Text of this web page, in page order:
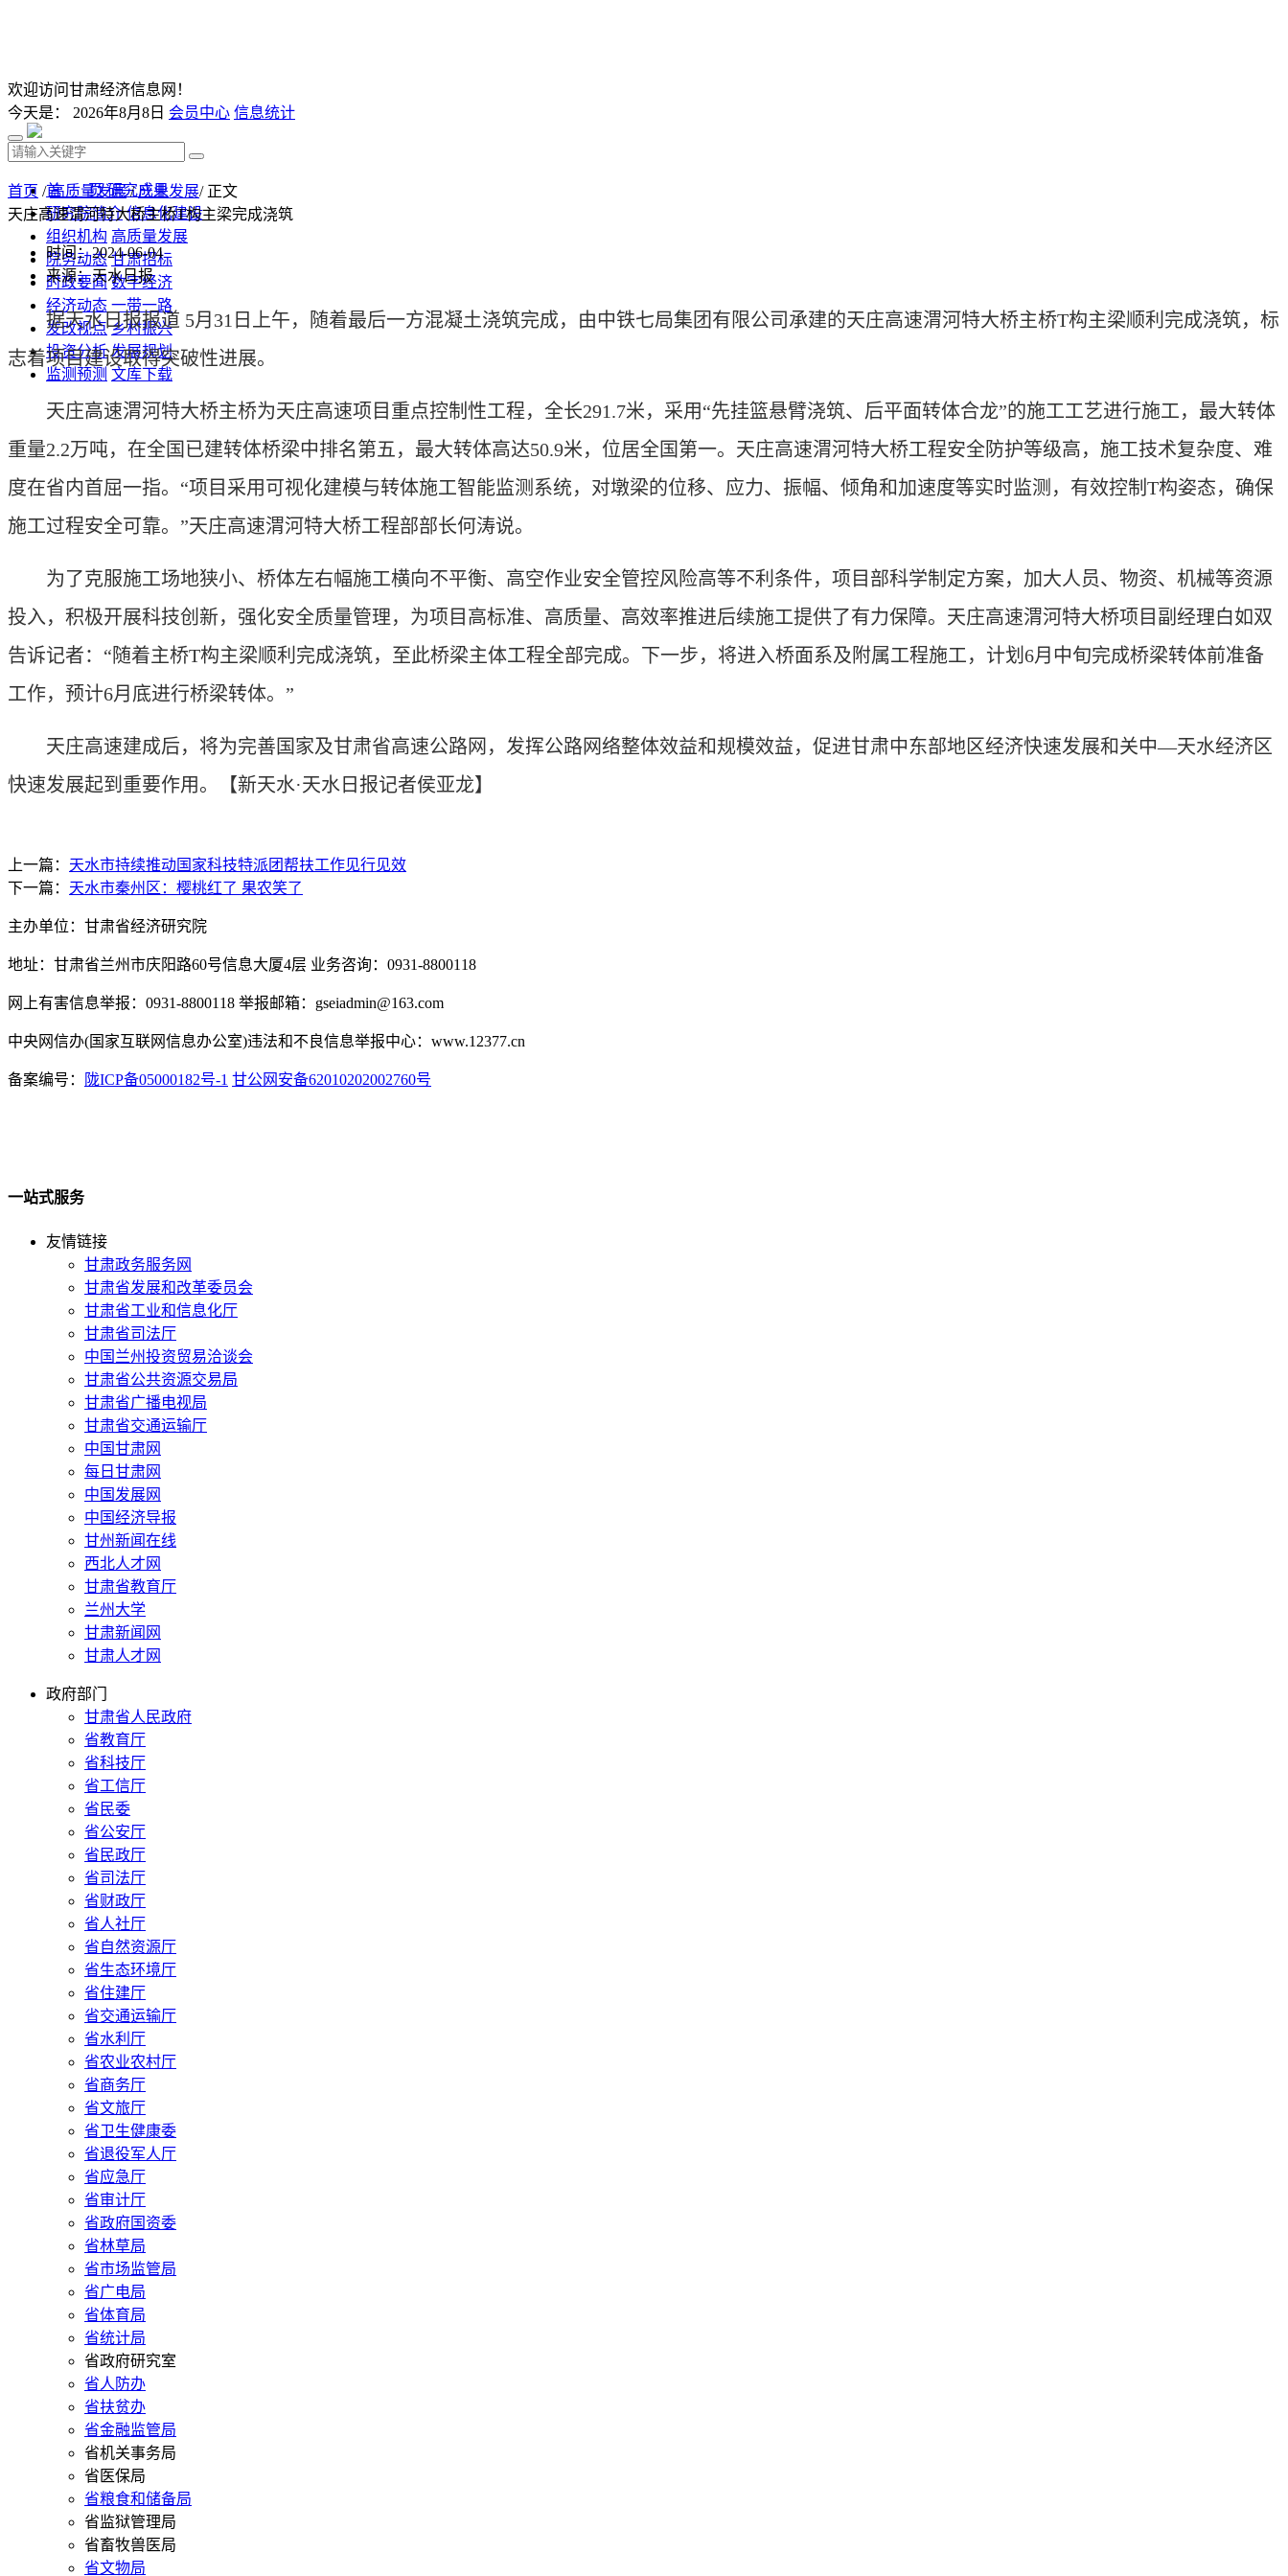
欢迎访问甘肃经济信息网！
今天是： 2026年8月8日 会员中心 信息统计
首 页 研究成果
研究院简介 信息化建设
组织机构 高质量发展
院务动态 甘肃招标
时政要闻 数字经济
经济动态 一带一路
发改视点 乡村振兴
投资分析 发展规划
监测预测 文库下载
首页 /高质量发展/产业发展/ 正文
天庄高速渭河特大桥主桥T构主梁完成浇筑
时间：2024-06-04
来源：天水日报
据天水日报报道 5月31日上午，随着最后一方混凝土浇筑完成，由中铁七局集团有限公司承建的天庄高速渭河特大桥主桥T构主梁顺利完成浇筑，标
志着项目建设取得突破性进展。
天庄高速渭河特大桥主桥为天庄高速项目重点控制性工程，全长291.7米，采用“先挂篮悬臂浇筑、后平面转体合龙”的施工工艺进行施工，最大转体
重量2.2万吨，在全国已建转体桥梁中排名第五，最大转体高达50.9米，位居全国第一。天庄高速渭河特大桥工程安全防护等级高，施工技术复杂度、难
度在省内首屈一指。“项目采用可视化建模与转体施工智能监测系统，对墩梁的位移、应力、振幅、倾角和加速度等实时监测，有效控制T构姿态，确保
施工过程安全可靠。”天庄高速渭河特大桥工程部部长何涛说。
为了克服施工场地狭小、桥体左右幅施工横向不平衡、高空作业安全管控风险高等不利条件，项目部科学制定方案，加大人员、物资、机械等资源
投入，积极开展科技创新，强化安全质量管理，为项目高标准、高质量、高效率推进后续施工提供了有力保障。天庄高速渭河特大桥项目副经理白如双
告诉记者：“随着主桥T构主梁顺利完成浇筑，至此桥梁主体工程全部完成。下一步，将进入桥面系及附属工程施工，计划6月中旬完成桥梁转体前准备
工作，预计6月底进行桥梁转体。”
天庄高速建成后，将为完善国家及甘肃省高速公路网，发挥公路网络整体效益和规模效益，促进甘肃中东部地区经济快速发展和关中—天水经济区
快速发展起到重要作用。
【新天水·天水日报记者侯亚龙】
上一篇： 天水市持续推动国家科技特派团帮扶工作见行见效
下一篇： 天水市秦州区：樱桃红了 果农笑了
主办单位：甘肃省经济研究院
地址：甘肃省兰州市庆阳路60号信息大厦4层 业务咨询：0931-8800118
网上有害信息举报：0931-8800118 举报邮箱：gseiadmin@163.com
中央网信办(国家互联网信息办公室)违法和不良信息举报中心：www.12377.cn
备案编号： 陇ICP备05000182号-1 甘公网安备62010202002760号
一站式服务
友情链接
甘肃政务服务网
甘肃省发展和改革委员会
甘肃省工业和信息化厅
甘肃省司法厅
中国兰州投资贸易洽谈会
甘肃省公共资源交易局
甘肃省广播电视局
甘肃省交通运输厅
中国甘肃网
每日甘肃网
中国发展网
中国经济导报
甘州新闻在线
西北人才网
甘肃省教育厅
兰州大学
甘肃新闻网
甘肃人才网
政府部门
甘肃省人民政府
省教育厅
省科技厅
省工信厅
省民委
省公安厅
省民政厅
省司法厅
省财政厅
省人社厅
省自然资源厅
省生态环境厅
省住建厅
省交通运输厅
省水利厅
省农业农村厅
省商务厅
省文旅厅
省卫生健康委
省退役军人厅
省应急厅
省审计厅
省政府国资委
省林草局
省市场监管局
省广电局
省体育局
省统计局
省政府研究室
省人防办
省扶贫办
省金融监管局
省机关事务局
省医保局
省粮食和储备局
省监狱管理局
省畜牧兽医局
省文物局